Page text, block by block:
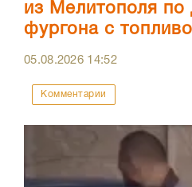
из Мелитополя по
фургона с
05.08.2026 14:52
Комментарии